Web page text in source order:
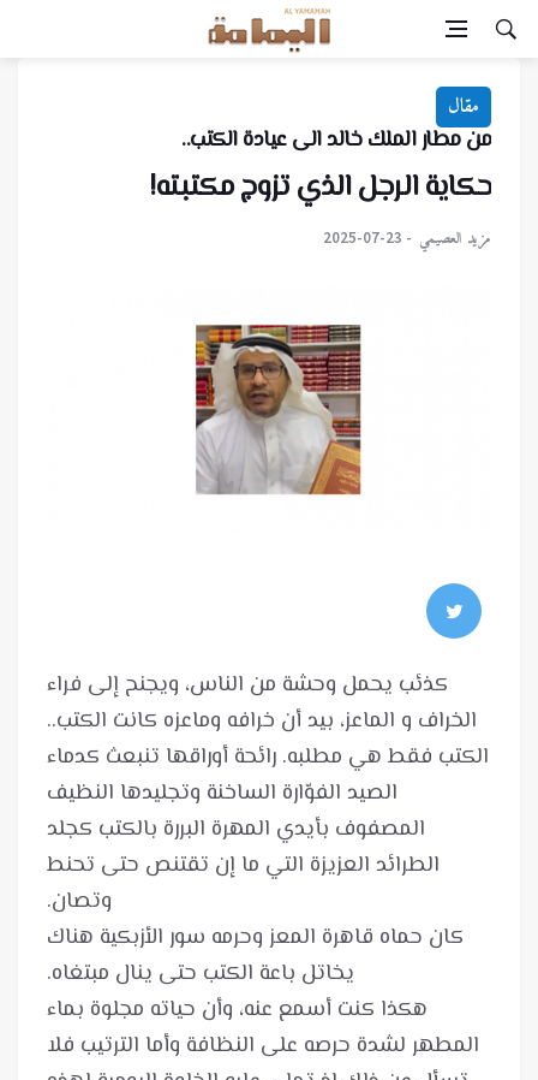
مقال
من مطار الملك خالد الى عيادة الكتب..
حكاية الرجل الذي تزوج مكتبته!
مزيد العصيمي 2025-07-23
كذئب يحمل وحشة من الناس، ويجنح إلى فراء
الخراف و الماعز، بيد أن خرافه وماعزه كانت الكتب..
الكتب فقط هي مطلبه. رائحة أوراقها تنبعث كدماء
الصيد الفوّارة الساخنة وتجليدها النظيف
المصفوف بأيدي المهرة البررة بالكتب كجلد
الطرائد العزيزة التي ما إن تقتنص حتى تحنط
كان حماه قاهرة المعز وحرمه سور الأزبكية هناك
هكذا كنت أسمع عنه، وأن حياته مجلوة بماء
المطهر لشدة حرصه على النظافة وأما الترتيب فلا